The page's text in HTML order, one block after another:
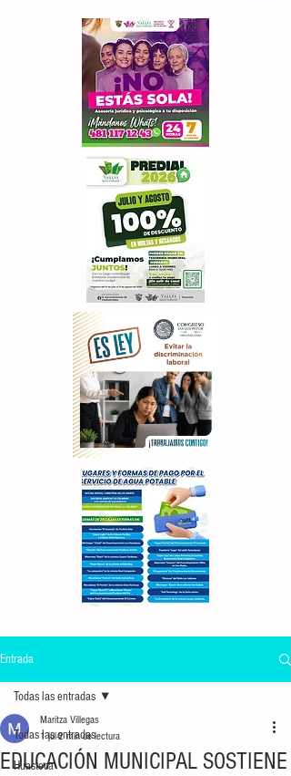
Entrada
Todas las entradas
Huasteca
Todas las entradas
EDUCACIÓN MUNICIPAL SOSTIENE
Maritza Villegas
1 jul2 min de lectura